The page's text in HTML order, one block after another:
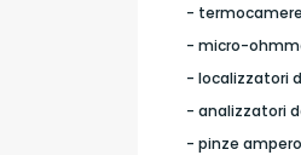
-
- micro-
- localizzatori
- analizzatori
- pinze